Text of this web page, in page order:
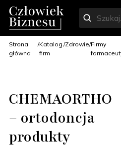
Strona
główna
Katalog
firm
Zdrowie Firmy
CHEMAORTHO
– ortodoncja
produkty